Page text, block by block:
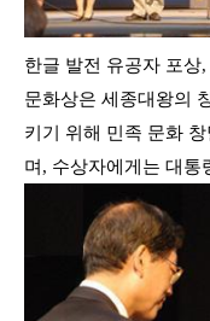
한글 발전 유공자 포상
문화상은 세종대왕의
키기 위해 민족 문화
며, 수상자에게는 대통